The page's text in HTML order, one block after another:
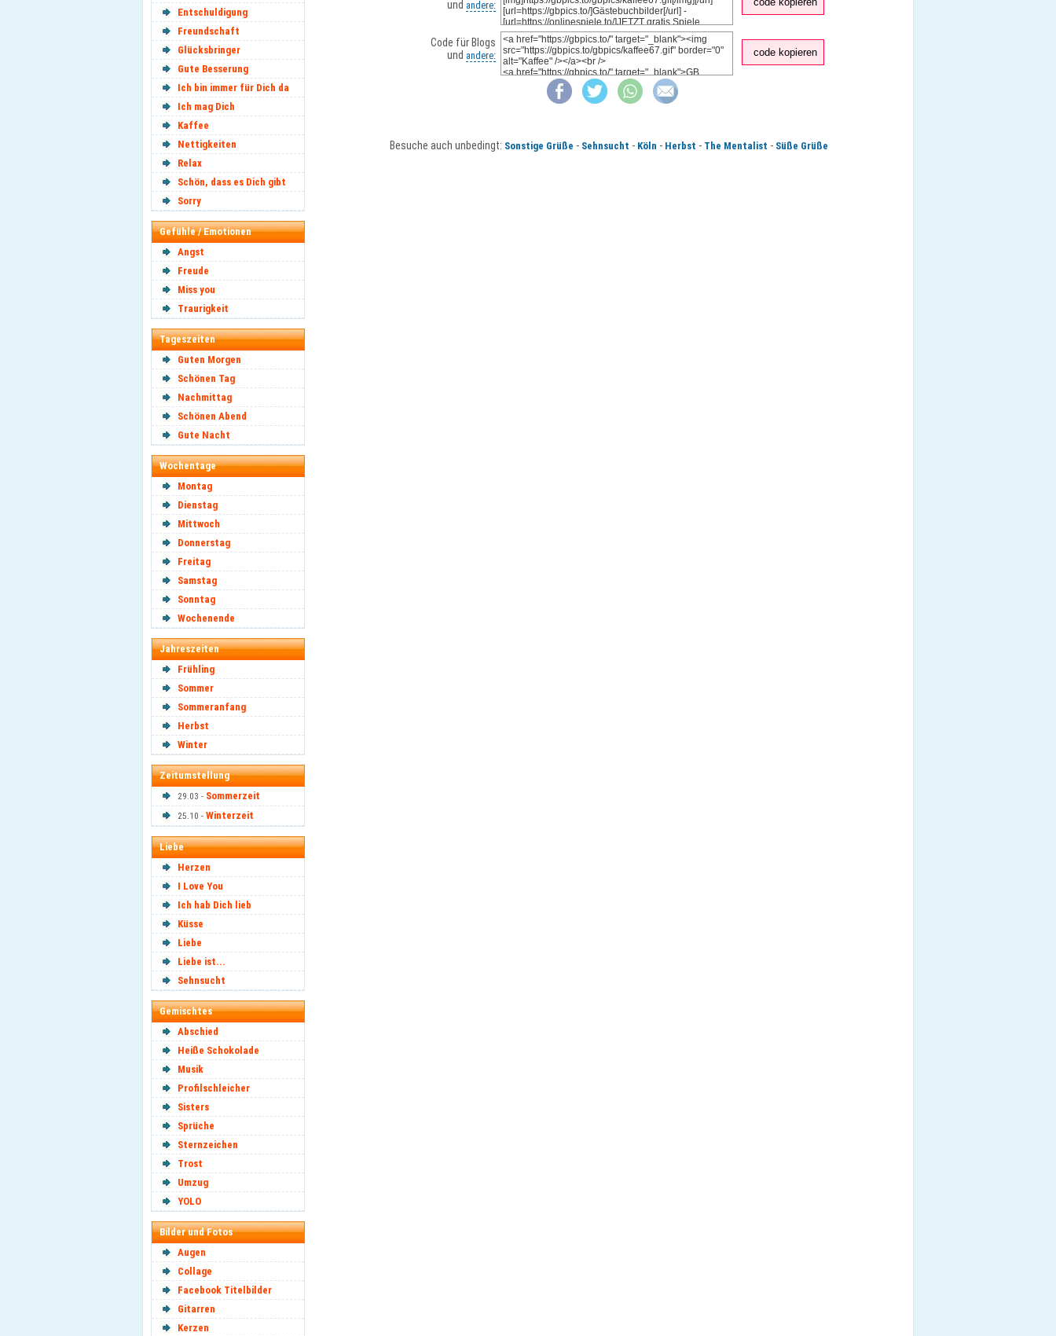
Entschuldigung
Freundschaft
Glücksbringer
Gute Besserung
Ich bin immer für Dich da
Ich mag Dich
Kaffee
Nettigkeiten
Relax
Schön, dass es Dich gibt
Sorry
Gefühle / Emotionen
Angst
Freude
Miss you
Traurigkeit
Tageszeiten
Guten Morgen
Schönen Tag
Nachmittag
Schönen Abend
Gute Nacht
Wochentage
Montag
Dienstag
Mittwoch
Donnerstag
Freitag
Samstag
Sonntag
Wochenende
Jahreszeiten
Frühling
Sommer
Sommeranfang
Herbst
Winter
Zeitumstellung
29.03 - Sommerzeit
25.10 - Winterzeit
Liebe
Herzen
I Love You
Ich hab Dich lieb
Küsse
Liebe
Liebe ist...
Sehnsucht
Gemischtes
Abschied
Heiße Schokolade
Musik
Profilschleicher
Sisters
Sprüche
Sternzeichen
Trost
Umzug
YOLO
Bilder und Fotos
Augen
Collage
Facebook Titelbilder
Gitarren
Kerzen
und andere:
Code für Blogs
und andere: code kopieren
Besuche auch unbedingt: Sonstige Grüße - Sehnsucht - Köln - Herbst - The Mentalist - Süße Grüße